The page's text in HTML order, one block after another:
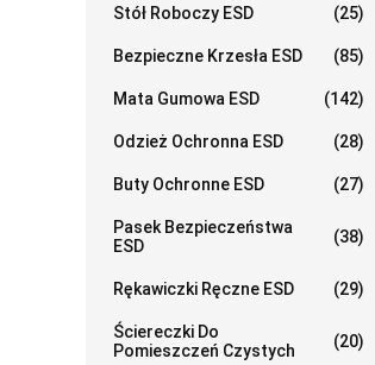
Stół Roboczy ESD (25)
Bezpieczne Krzesła ESD (85)
Mata Gumowa ESD (142)
Odzież Ochronna ESD (28)
Buty Ochronne ESD (27)
Pasek Bezpieczeństwa
ESD
(38)
Rękawiczki Ręczne ESD (29)
Ściereczki Do
Pomieszczeń Czystych
(20)